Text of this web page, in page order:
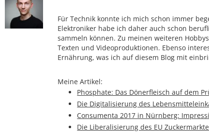
Für Technik konnte ich mich schon immer
Elektroniker habe ich daher auch schon
sammeln können. Zu meinen weiteren
Texten und Videoproduktionen. Ebenso
Ernährung, was ich auf diesem Blog mit
Meine Artikel:
Phosphate: Das Dönerfleisch auf dem
Die Digitalisierung des
Consumenta 2017 in Nürnberg:
Die Liberalisierung des EU